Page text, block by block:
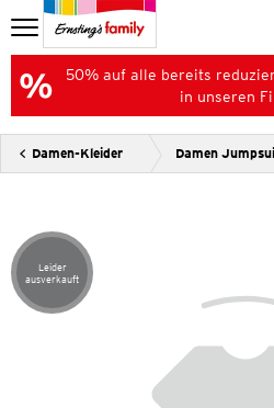
50% auf alle bereits
in unseren
Damen-Kleider Damen
Artikel leider ausverkauft
Leider
ausverkauft